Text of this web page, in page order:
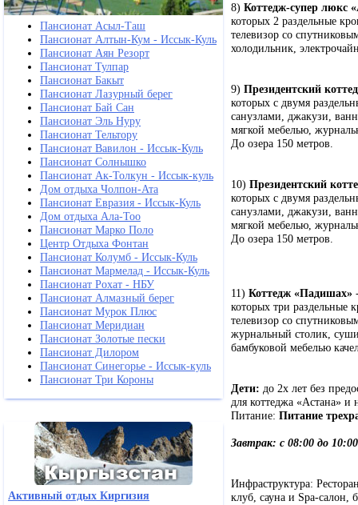
Пансионат Асыл-Таш
Пансионат Алтын-Кум - Иссык-Куль
Пансионат Аян Резорт
Пансионат Тулпар
Пансионат Бакыт
Пансионат Лазурный берег
Пансионат Бай Сан
Пансионат Эль Нуру
Пансионат Тельтору
Пансионат Вавилон - Иссык-Куль
Пансионат Солнышко
Пансионат Ак-Толкун - Иссык-куль
Дом отдыха Чолпон-Ата
Пансионат Евразия - Иссык-Куль
Дом отдыха Ала-Тоо
Пансионат Марко Поло
Центр Отдыха Фонтан
Пансионат Колумб - Иссык-Куль
Пансионат Мармелад - Иссык-Куль
Пансионат Рохат - НБУ
Пансионат Алмазный берег
Пансионат Мурок Плюс
Пансионат Меридиан
Пансионат Золотые пески
Пансионат Дилором
Пансионат Синегорье - Иссык-куль
Пансионат Три Короны
Активный отдых Киргизия
8) Коттедж-супер люкс
которых 2 раздельные
телевизор со
холодильник,
9) Президентский
которых с двумя
санузлами, джакузи,
мягкой мебелью,
До озера 150 метров.
10) Президентский
которых с двумя
санузлами, джакузи,
мягкой мебелью,
До озера 150 метров.
11) Коттедж «Падишах»
которых три раздельные
телевизор со
журнальный столик,
бамбуковой мебелью
Дети: до 2х лет без
для коттеджа «Астана» и
Питание: Питание
Завтрак: с 08:00 до 10:00
Инфраструктура:
клуб, сауна и Spa-салон,